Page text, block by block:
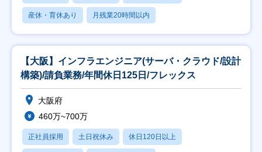
産休・育休あり 月残業20時間以内
【大阪】インフラエンジニア(サーバ・クラウド/設計
構築)/請負業務/年間休日125日/フレックス
大阪府
460万~700万
正社員採用 土日祝休み 休日120日以上